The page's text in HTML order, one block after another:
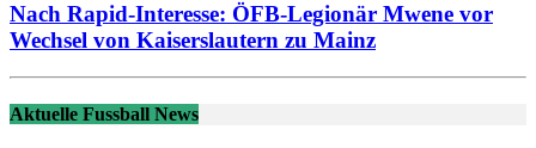
Nach Rapid-Interesse: ÖFB-Legionär Mwene vor
Wechsel von Kaiserslautern zu Mainz
Aktuelle Fussball News